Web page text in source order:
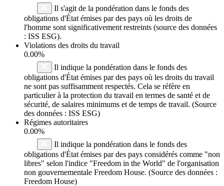
Il s'agit de la pondération dans le fonds des
obligations d'État émises par des pays où les droits de
l'homme sont significativement restreints (source des données
: ISS ESG).
Violations des droits du travail
0.00%
Il indique la pondération dans le fonds des
obligations d'État émises par des pays où les droits du travail
ne sont pas suffisamment respectés. Cela se réfère en
particulier à la protection du travail en termes de santé et de
sécurité, de salaires minimums et de temps de travail. (Source
des données : ISS ESG)
Régimes autoritaires
0.00%
Il indique la pondération dans le fonds des
obligations d'État émises par des pays considérés comme "non
libres" selon l'indice "Freedom in the World" de l'organisation
non gouvernementale Freedom House. (Source des données :
Freedom House)